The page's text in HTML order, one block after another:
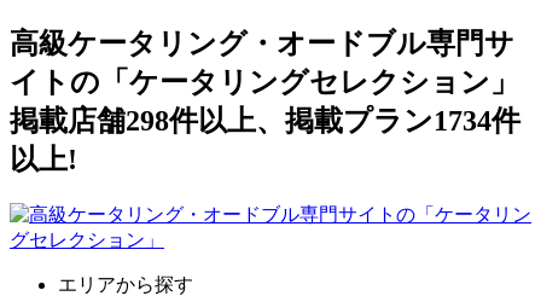
高級ケータリング・オードブル専門サ
イトの「ケータリングセレクション」
掲載店舗298件以上、掲載プラン1734件
以上!
エリアから探す